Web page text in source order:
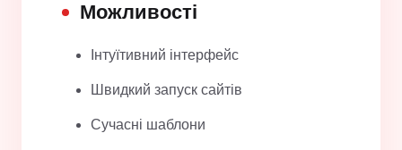
Можливості
Інтуїтивний інтерфейс
Швидкий запуск сайтів
Сучасні шаблони